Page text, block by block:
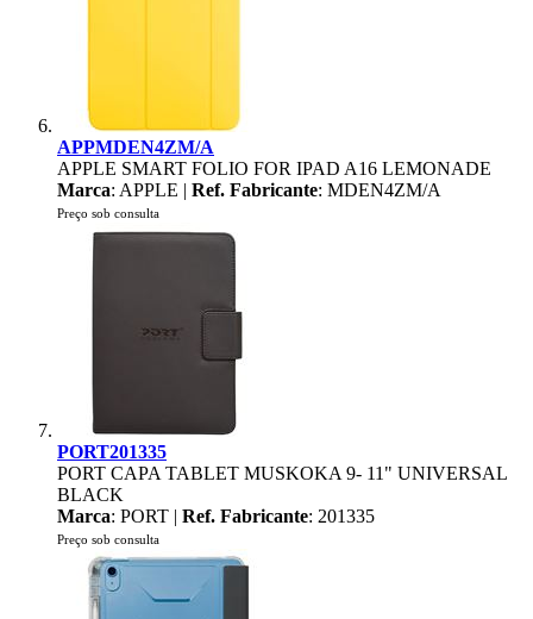
APPMDEN4ZM/A
APPLE SMART FOLIO FOR IPAD A16 LEMONADE
Marca: APPLE | Ref. Fabricante: MDEN4ZM/A
Preço sob consulta
PORT201335
PORT CAPA TABLET MUSKOKA 9- 11" UNIVERSAL
BLACK
Marca: PORT | Ref. Fabricante: 201335
Preço sob consulta